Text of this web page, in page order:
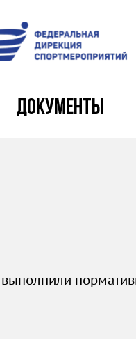
Документы
выполнили